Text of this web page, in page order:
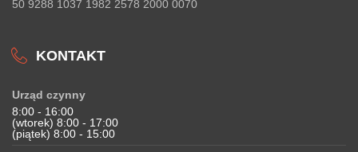
50 9288 1037 1982 2578 2000 0070
KONTAKT
Urząd czynny
8:00 - 16:00
(wtorek) 8:00 - 17:00
(piątek) 8:00 - 15:00